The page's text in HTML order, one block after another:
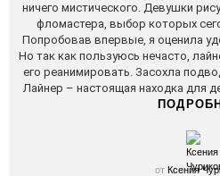
ничего мистического. Девушки
фломастера, выбор которых
Попробовав впервые, я оценила
Но так как пользуюсь нечасто,
его реанимировать. Засохла
Лайнер – настоящая находка для
от Ксения